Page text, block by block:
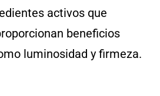
activos que
beneficios
luminosidad y firmeza.